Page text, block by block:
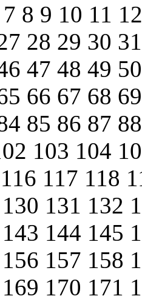
7 8 9 10 11
28 29 30
47 48 49
66 67 68
85 86 87
103 104
116 117 118
130 131 132
143 144 145
156 157 158
169 170 171